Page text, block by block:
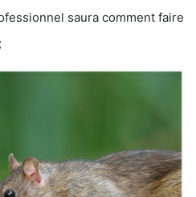
saura comment faire